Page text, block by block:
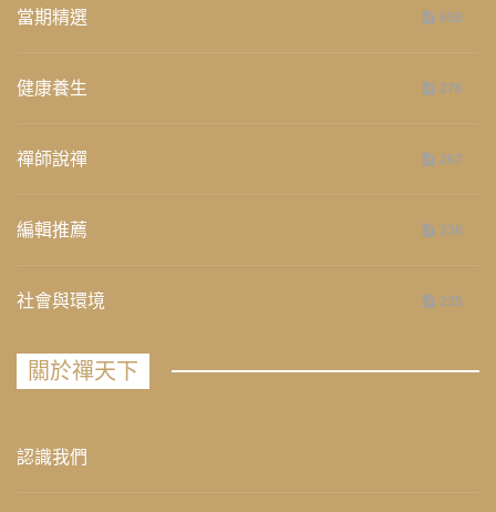
當期精選 658
健康養生 276
禪師說禪 267
編輯推薦 236
社會與環境 235
關於禪天下
認識我們